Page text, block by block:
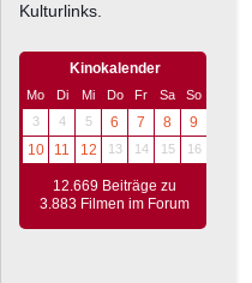
Kulturlinks.
Kinokalender
Mo Di Mi Do Fr Sa
So
3
4 5 6 7 8
9
10
11 12 13 14 15 16
12.669 Beiträge zu
3.883 Filmen im Forum